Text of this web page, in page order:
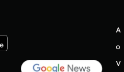
A
o
V